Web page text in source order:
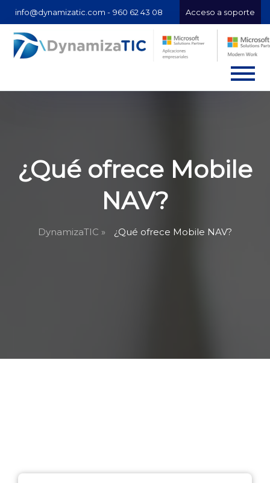
info@dynamizatic.com - 960 62 43 08 Acceso a soporte
¿Qué ofrece Mobile
NAV?
DynamizaTIC » ¿Qué ofrece Mobile NAV?